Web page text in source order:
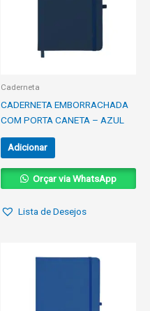
Caderneta
CADERNETA EMBORRACHADA
COM PORTA CANETA – AZUL
Adicionar
Orçar via WhatsApp
Lista de Desejos